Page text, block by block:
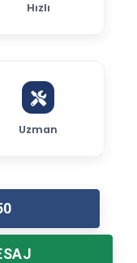
Hızlı
Uzman